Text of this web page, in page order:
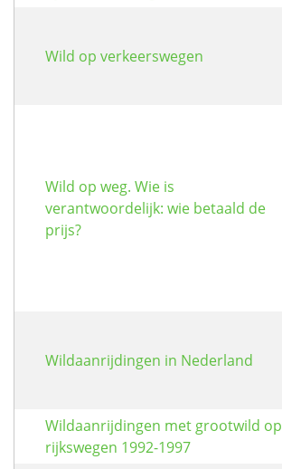
Wild op verkeerswegen
Wild op weg. Wie is
verantwoordelijk: wie betaald de
prijs?
Wildaanrijdingen in Nederland
Wildaanrijdingen met grootwild op
rijkswegen 1992-1997